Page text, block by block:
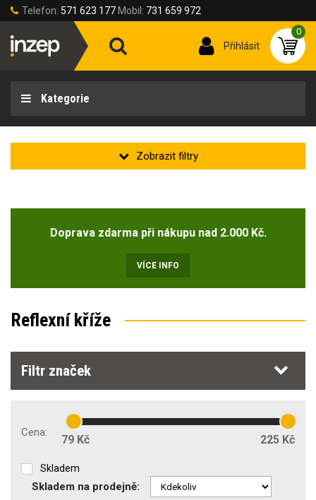
Telefon: 571 623 177 Mobil: 731 659 972
Přihlásit
0
Kategorie
Doprava zdarma při nákupu nad 2.000 Kč.
VÍCE INFO
Reflexní kříže
Filtr značek
Cena:
79 Kč 225 Kč
Skladem
Skladem na prodejně: